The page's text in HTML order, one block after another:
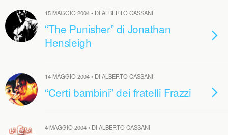
15 MAGGIO 2004 • DI ALBERTO CASSANI
“The Punisher” di Jonathan
Hensleigh
14 MAGGIO 2004 • DI ALBERTO CASSANI
“Certi bambini” dei fratelli Frazzi
4 MAGGIO 2004 • DI ALBERTO CASSANI